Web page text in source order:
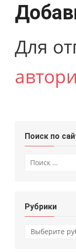
Для
Поиск по
Рубрики
Рубрики